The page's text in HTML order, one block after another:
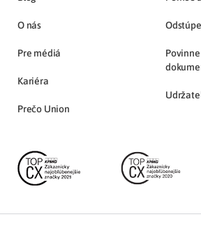
O nás
Pre médiá
Kariéra
Prečo Union